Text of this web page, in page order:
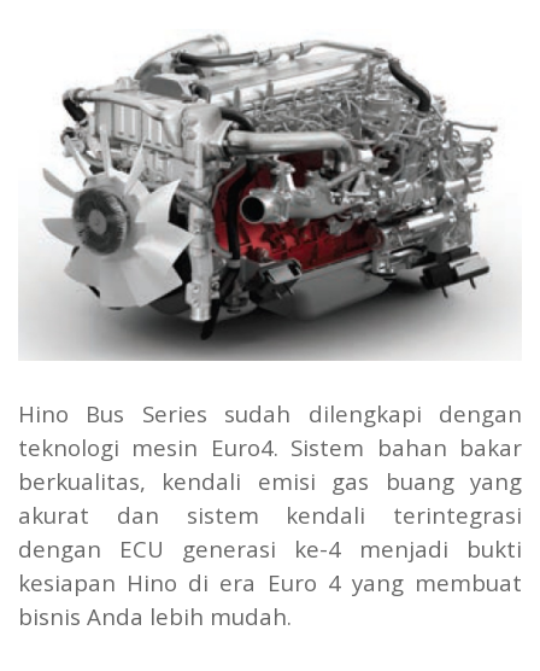
Hino Bus Series sudah dilengkapi dengan
teknologi mesin Euro4. Sistem bahan bakar
berkualitas, kendali emisi gas buang yang
akurat dan sistem kendali terintegrasi
dengan ECU generasi ke-4 menjadi bukti
kesiapan Hino di era Euro 4 yang membuat
bisnis Anda lebih mudah.